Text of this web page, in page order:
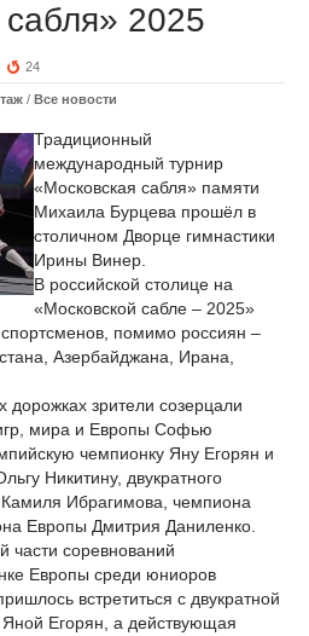
2025
24
/ Все новости
Традиционный
международный турнир
«Московская сабля» памяти
Михаила Бурцева прошёл в
столичном Дворце гимнастики
Ирины Винер.
В российской столице на
«Московской сабле – 2025»
помимо россиян –
Азербайджана, Ирана,
дорожках зрители созерцали
мира и Европы Софью
чемпионку Яну Егорян и
Никитину, двукратного
Ибрагимова, чемпиона
Европы Дмитрия Даниленко.
части соревнований
Европы среди юниоров
встретиться с двукратной
Егорян, а действующая